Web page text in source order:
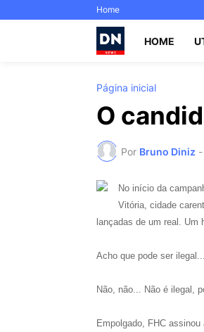
Home
HOME
Página inicial
O
Por Bruno Diniz -
No início da
Vitória, cidade
lançadas de um real.
Acho que pode ser
Não, não... Não é ilegal,
Empolgado, FHC